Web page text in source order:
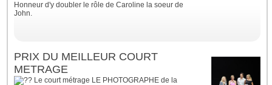
Honneur d'y doubler le rôle de Caroline la soeur de
John.
PRIX DU MEILLEUR COURT
METRAGE
Le court métrage LE PHOTOGRAPHE de la